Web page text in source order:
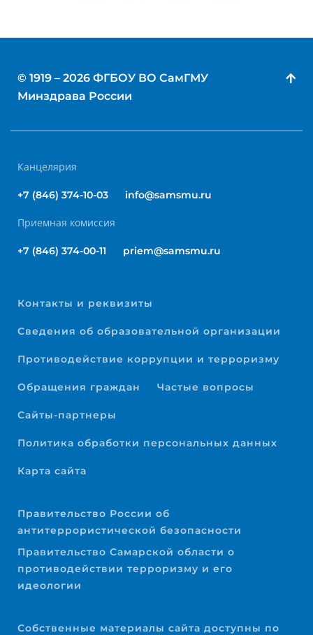
© 1919 – 2026 ФГБОУ ВО СамГМУ
Минздрава России
Канцелярия
+7 (846) 374-10-03 info@samsmu.ru
Приемная комиссия
+7 (846) 374-00-11 priem@samsmu.ru
Контакты и реквизиты
Сведения об образовательной организации
Противодействие коррупции и терроризму
Обращения граждан Частые вопросы
Сайты-партнеры
Политика обработки персональных данных
Карта сайта
Правительство России об
антитеррористической безопасности
Правительство Самарской области о
противодействии терроризму и его
идеологии
Собственные материалы сайта доступны по